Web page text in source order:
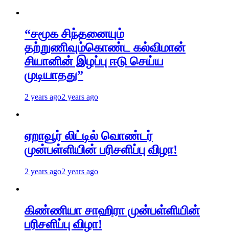
“சமூக சிந்தனையும்
தற்றுணிவும்கொண்ட கல்விமான்
சியானின் இழப்பு ஈடு செய்ய
முடியாதது”
2 years ago2 years ago
ஏறாவூர் லிட்டில் வொண்டர்
முன்பள்ளியின் பரிசளிப்பு விழா!
2 years ago2 years ago
கிண்ணியா சாஹிரா முன்பள்ளியின்
பரிசளிப்பு விழா!